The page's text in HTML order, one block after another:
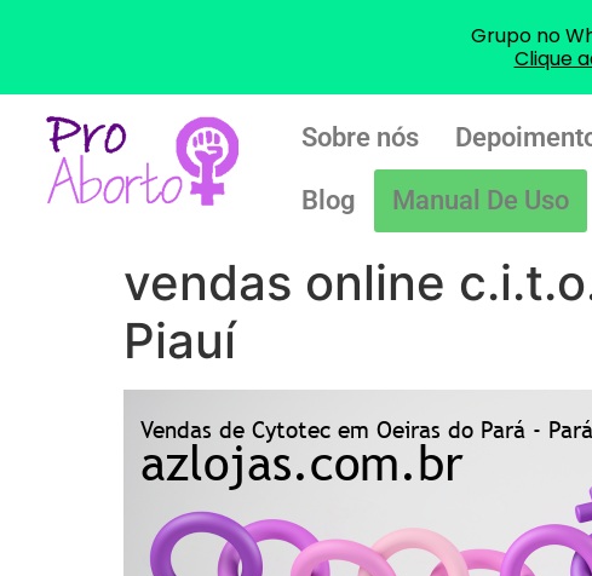
Sobre nós
Blog Manual De Uso
vendas online
Piauí
Grupo no
Clique